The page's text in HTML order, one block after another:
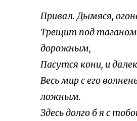
Привал. Дымяся,
Трещит под таганом
дорожным,
Пасутся кони, и далек
Весь мир с его
ложным.
Здесь долго б я с